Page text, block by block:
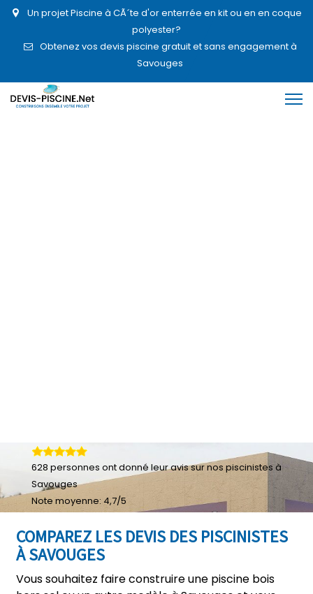
Un projet Piscine à CÃ´te d'or enterrée en kit ou en en coque
polyester?
Obtenez vos devis piscine gratuit et sans engagement à
Savouges
COMPAREZ LES DEVIS DES PISCINISTES
À SAVOUGES
Vous souhaitez faire construire une piscine bois
628 personnes ont donné leuravis sur nos piscinistes à
Savouges
Note moyenne: 4,7/5